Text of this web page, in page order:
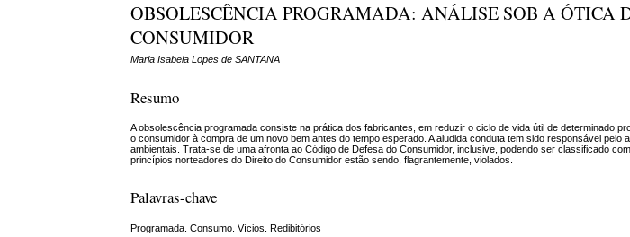
OBSOLESCÊNCIA PROGRAMADA: ANÁLISE SOB A ÓTICA
CONSUMIDOR
Maria Isabela Lopes de SANTANA
Resumo
A obsolescência programada consiste na prática dos fabricantes, em reduzir o ciclo de vida útil de determinado
o consumidor à compra de um novo bem antes do tempo esperado. A aludida conduta tem sido responsável pelo
ambientais. Trata-se de uma afronta ao Código de Defesa do Consumidor, inclusive, podendo ser classificado
princípios norteadores do Direito do Consumidor estão sendo, flagrantemente, violados.
Palavras-chave
Programada. Consumo. Vícios. Redibitórios